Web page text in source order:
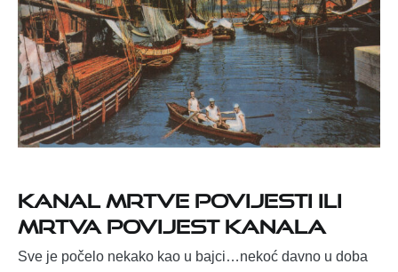
Kanal mrtve povijesti ili
Mrtva povijest kanala
Sve je počelo nekako kao u bajci…nekoć davno u doba